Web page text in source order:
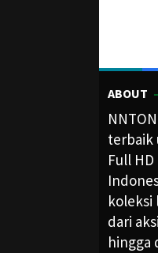
ABOUT
terbaik
Full
koleksi
dari
hingga